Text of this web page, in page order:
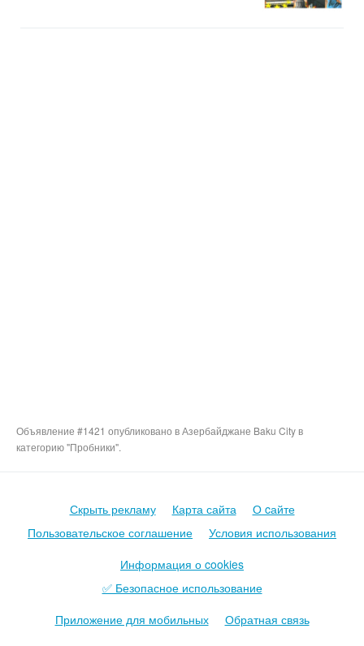
Объявление #1421 опубликовано в Азербайджане Baku City в
категорию "Пробники".
Скрыть рекламу Карта сайта
О cайте
Пользовательское соглашение
Условия использования
Информация о cookies
✅ Безопасное использование
Приложение для мобильных
Обратная связь